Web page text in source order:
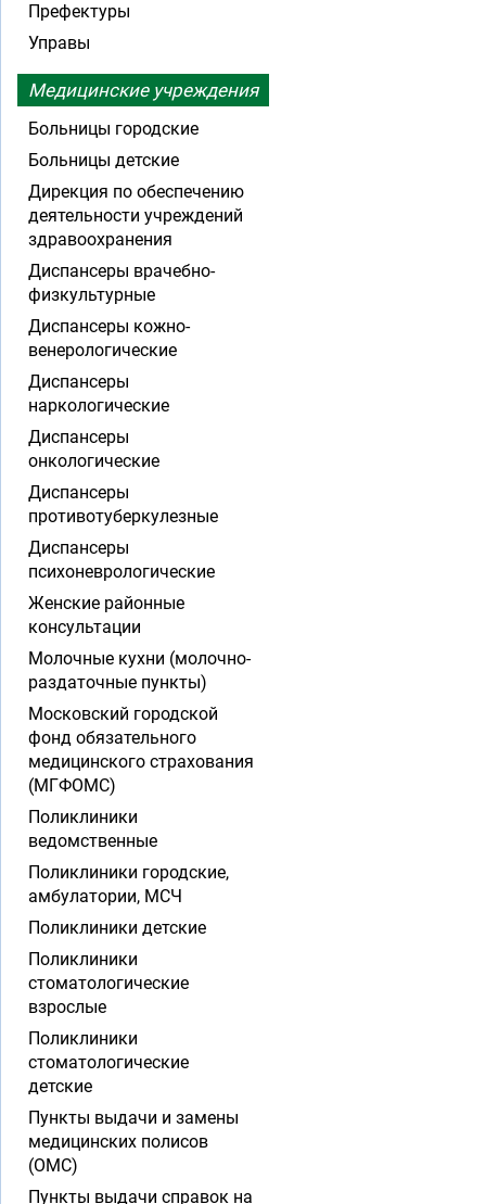
Префектуры
Управы
Медицинские учреждения
Больницы городские
Больницы детские
Дирекция по обеспечению
деятельности учреждений
здравоохранения
Диспансеры врачебно-
физкультурные
Диспансеры кожно-
венерологические
Диспансеры
наркологические
Диспансеры
онкологические
Диспансеры
противотуберкулезные
Диспансеры
психоневрологические
Женские районные
консультации
Молочные кухни (молочно-
раздаточные пункты)
Московский городской
фонд обязательного
медицинского страхования
(МГФОМС)
Поликлиники
ведомственные
Поликлиники городские,
амбулатории, МСЧ
Поликлиники детские
Поликлиники
стоматологические
взрослые
Поликлиники
стоматологические
детские
Пункты выдачи и замены
медицинских полисов
(ОМС)
Пункты выдачи справок на